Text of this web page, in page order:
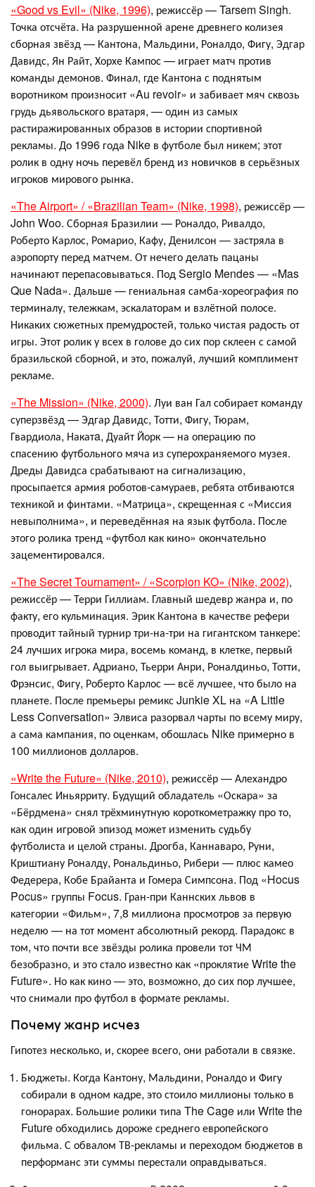
«Good vs Evil» (Nike, 1996), режиссёр — Tarsem Singh.
Точка отсчёта. На разрушенной арене древнего колизея
сборная звёзд — Кантона, Мальдини, Роналдо, Фигу, Эдгар
Давидс, Ян Райт, Хорхе Кампос — играет матч против
команды демонов. Финал, где Кантона с поднятым
воротником произносит «Au revoir» и забивает мяч сквозь
грудь дьявольского вратаря, — один из самых
растиражированных образов в истории спортивной
рекламы. До 1996 года Nike в футболе был никем; этот
ролик в одну ночь перевёл бренд из новичков в серьёзных
игроков мирового рынка.
«The Airport» / «Brazilian Team» (Nike, 1998), режиссёр —
John Woo. Сборная Бразилии — Роналдо, Ривалдо,
Роберто Карлос, Ромарио, Кафу, Денилсон — застряла в
аэропорту перед матчем. От нечего делать пацаны
начинают перепасовываться. Под Sergio Mendes — «Mas
Que Nada». Дальше — гениальная самба-хореография по
терминалу, тележкам, эскалаторам и взлётной полосе.
Никаких сюжетных премудростей, только чистая радость от
игры. Этот ролик у всех в голове до сих пор склеен с самой
бразильской сборной, и это, пожалуй, лучший комплимент
рекламе.
«The Mission» (Nike, 2000). Луи ван Гал собирает команду
суперзвёзд — Эдгар Давидс, Тотти, Фигу, Тюрам,
Гвардиола, Накатa, Дуайт Йорк — на операцию по
спасению футбольного мяча из суперохраняемого музея.
Дреды Давидса срабатывают на сигнализацию,
просыпается армия роботов-самураев, ребята отбиваются
техникой и финтами. «Матрица», скрещенная с «Миссия
невыполнима», и переведённая на язык футбола. После
этого ролика тренд «футбол как кино» окончательно
зацементировался.
«The Secret Tournament» / «Scorpion KO» (Nike, 2002),
режиссёр — Терри Гиллиам. Главный шедевр жанра и, по
факту, его кульминация. Эрик Кантона в качестве рефери
проводит тайный турнир три-на-три на гигантском танкере:
24 лучших игрока мира, восемь команд, в клетке, первый
гол выигрывает. Адриано, Тьерри Анри, Роналдиньо, Тотти,
Фрэнсис, Фигу, Роберто Карлос — всё лучшее, что было на
планете. После премьеры ремикс Junkie XL на «A Little
Less Conversation» Элвиса разорвал чарты по всему миру,
а сама кампания, по оценкам, обошлась Nike примерно в
100 миллионов долларов.
«Write the Future» (Nike, 2010), режиссёр — Алехандро
Гонсалес Иньярриту. Будущий обладатель «Оскара» за
«Бёрдмена» снял трёхминутную короткометражку про то,
как один игровой эпизод может изменить судьбу
футболиста и целой страны. Дрогба, Каннаваро, Руни,
Криштиану Роналду, Рональдиньо, Рибери — плюс камео
Федерера, Кобе Брайанта и Гомера Симпсона. Под «Hocus
Pocus» группы Focus. Гран-при Каннских львов в
категории «Фильм», 7,8 миллиона просмотров за первую
неделю — на тот момент абсолютный рекорд. Парадокс в
том, что почти все звёзды ролика провели тот ЧМ
безобразно, и это стало известно как «проклятие Write the
Future». Но как кино — это, возможно, до сих пор лучшее,
что снимали про футбол в формате рекламы.
Почему жанр исчез
Гипотез несколько, и, скорее всего, они работали в связке.
Бюджеты. Когда Кантону, Мальдини, Роналдо и Фигу
собирали в одном кадре, это стоило миллионы только в
гонорарах. Большие ролики типа The Cage или Write the
Future обходились дороже среднего европейского
фильма. С обвалом ТВ-рекламы и переходом бюджетов в
перформанс эти суммы перестали оправдываться.